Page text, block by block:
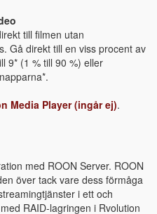
till filmen utan
Gå direkt till en viss procent av
9* (1 % till 90 %) eller
Media Player (ingår ej).
med ROON Server. ROON
över tack vare dess förmåga
i ett och
RAID-lagringen i Rvolution